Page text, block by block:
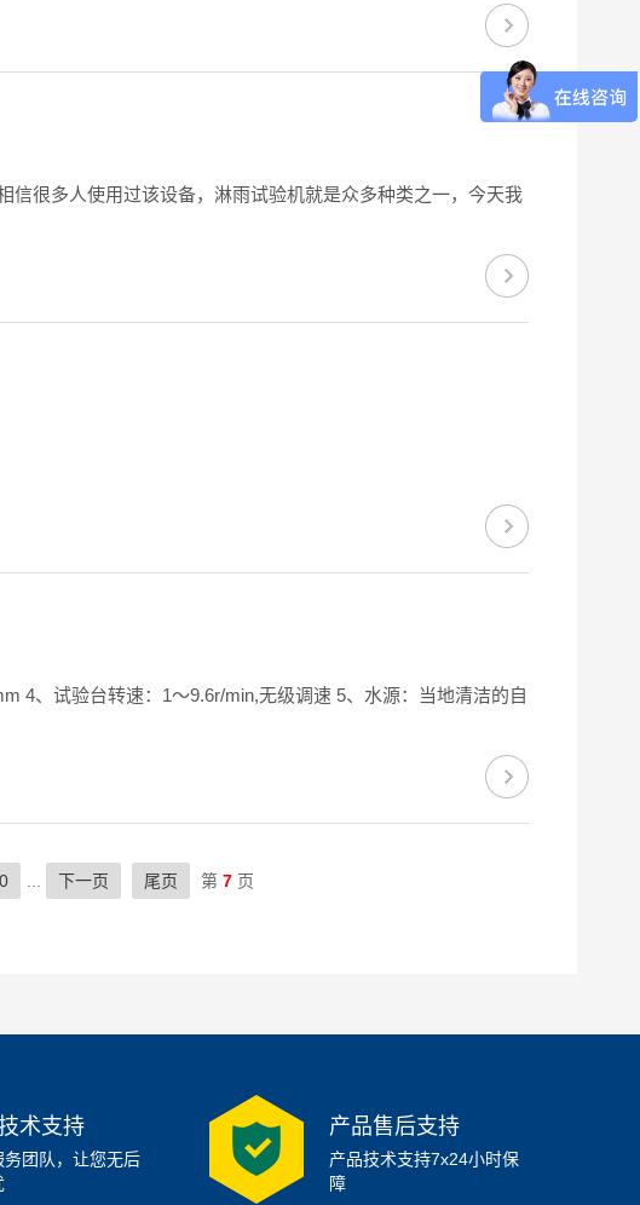
很多人使用过该设备，淋雨试验机就是众多种类之一，今天我
下一页 尾页 第 7页
术支持
务团队，让您无后
产品售后支持
产品技术支持7x24小时保
障